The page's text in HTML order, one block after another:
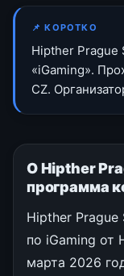
📌 КОРОТКО
Hipther
«iGaming».
CZ.
О Hipther
программа
Hipther
по iGaming от
марта 2026